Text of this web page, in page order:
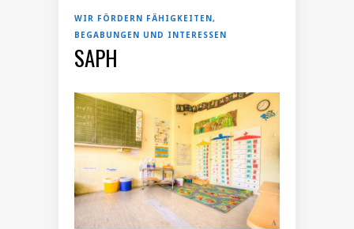
WIR FÖRDERN FÄHIGKEITEN,
BEGABUNGEN UND INTERESSEN
SAPH